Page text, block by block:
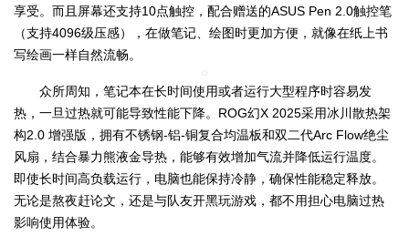
享受。而且屏幕还支持10点触控，配合赠送的ASUS Pen 2.0触控笔
（支持4096级压感），在做笔记、绘图时更加方便，就像在纸上书
写绘画一样自然流畅。
众所周知，笔记本在长时间使用或者运行大型程序时容易发
热，一旦过热就可能导致性能下降。ROG幻X 2025采用冰川散热架
构2.0 增强版，拥有不锈钢-铝-铜复合均温板和双二代Arc Flow绝尘
风扇，结合暴力熊液金导热，能够有效增加气流并降低运行温度。
即使长时间高负载运行，电脑也能保持冷静，确保性能稳定释放。
无论是熬夜赶论文，还是与队友开黑玩游戏，都不用担心电脑过热
影响使用体验。